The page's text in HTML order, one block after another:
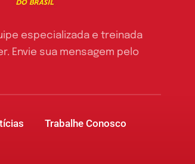
especializada e treinada
Envie sua mensagem pelo
Trabalhe Conosco